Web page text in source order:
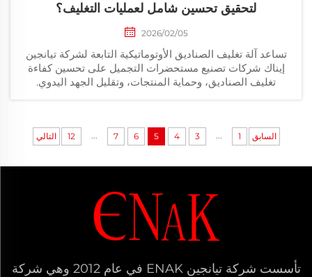
لتحقيق تحسين شامل لعمليات التغليف؟
2026/02/05
تساعد آلة تغليف الصناديق الأوتوماتيكية التابعة لشركة تيانجين
إيناك شركات تصنيع مستحضرات التجميل على تحسين كفاءة
تغليف الصناديق، وحماية المنتجات، وتقليل الجهد اليدوي.
السابق 1
...
3
4
5
6
7
...
12 التالي
تأسست شركة تيانجين ENAK في عام 2012 وهي شركة